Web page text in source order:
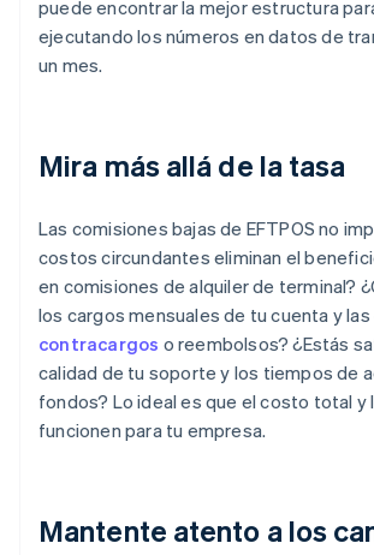
puede encontrar la mejor estructura
ejecutando los números en datos de
un mes.
Mira más allá de la tasa
Las comisiones bajas de EFTPOS no
costos circundantes eliminan el
en comisiones de alquiler de terminal?
los cargos mensuales de tu cuenta y
contracargos o reembolsos? ¿Estás
calidad de tu soporte y los tiempos de
fondos? Lo ideal es que el costo total y
funcionen para tu empresa.
Mantente atento a los